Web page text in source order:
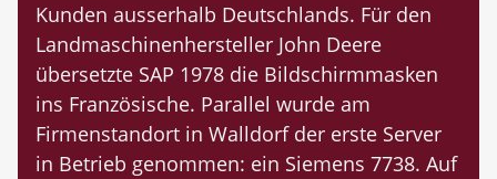
Kunden ausserhalb Deutschlands. Für den
Landmaschinenhersteller John Deere
übersetzte SAP 1978 die Bildschirmmasken
ins Französische. Parallel wurde am
Firmenstandort in Walldorf der erste Server
in Betrieb genommen: ein Siemens 7738. Auf